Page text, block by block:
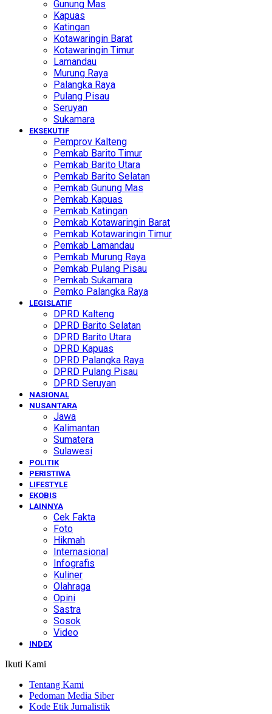
Gunung Mas
Kapuas
Katingan
Kotawaringin Barat
Kotawaringin Timur
Lamandau
Murung Raya
Palangka Raya
Pulang Pisau
Seruyan
Sukamara
EKSEKUTIF
Pemprov Kalteng
Pemkab Barito Timur
Pemkab Barito Utara
Pemkab Barito Selatan
Pemkab Gunung Mas
Pemkab Kapuas
Pemkab Katingan
Pemkab Kotawaringin Barat
Pemkab Kotawaringin Timur
Pemkab Lamandau
Pemkab Murung Raya
Pemkab Pulang Pisau
Pemkab Sukamara
Pemko Palangka Raya
LEGISLATIF
DPRD Kalteng
DPRD Barito Selatan
DPRD Barito Utara
DPRD Kapuas
DPRD Palangka Raya
DPRD Pulang Pisau
DPRD Seruyan
NASIONAL
NUSANTARA
Jawa
Kalimantan
Sumatera
Sulawesi
POLITIK
PERISTIWA
LIFESTYLE
EKOBIS
LAINNYA
Cek Fakta
Foto
Hikmah
Internasional
Infografis
Kuliner
Olahraga
Opini
Sastra
Sosok
Video
INDEX
Ikuti Kami
Tentang Kami
Pedoman Media Siber
Kode Etik Jurnalistik